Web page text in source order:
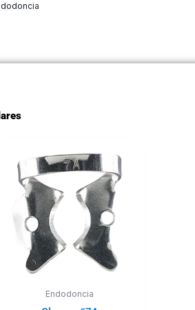
Endodoncia